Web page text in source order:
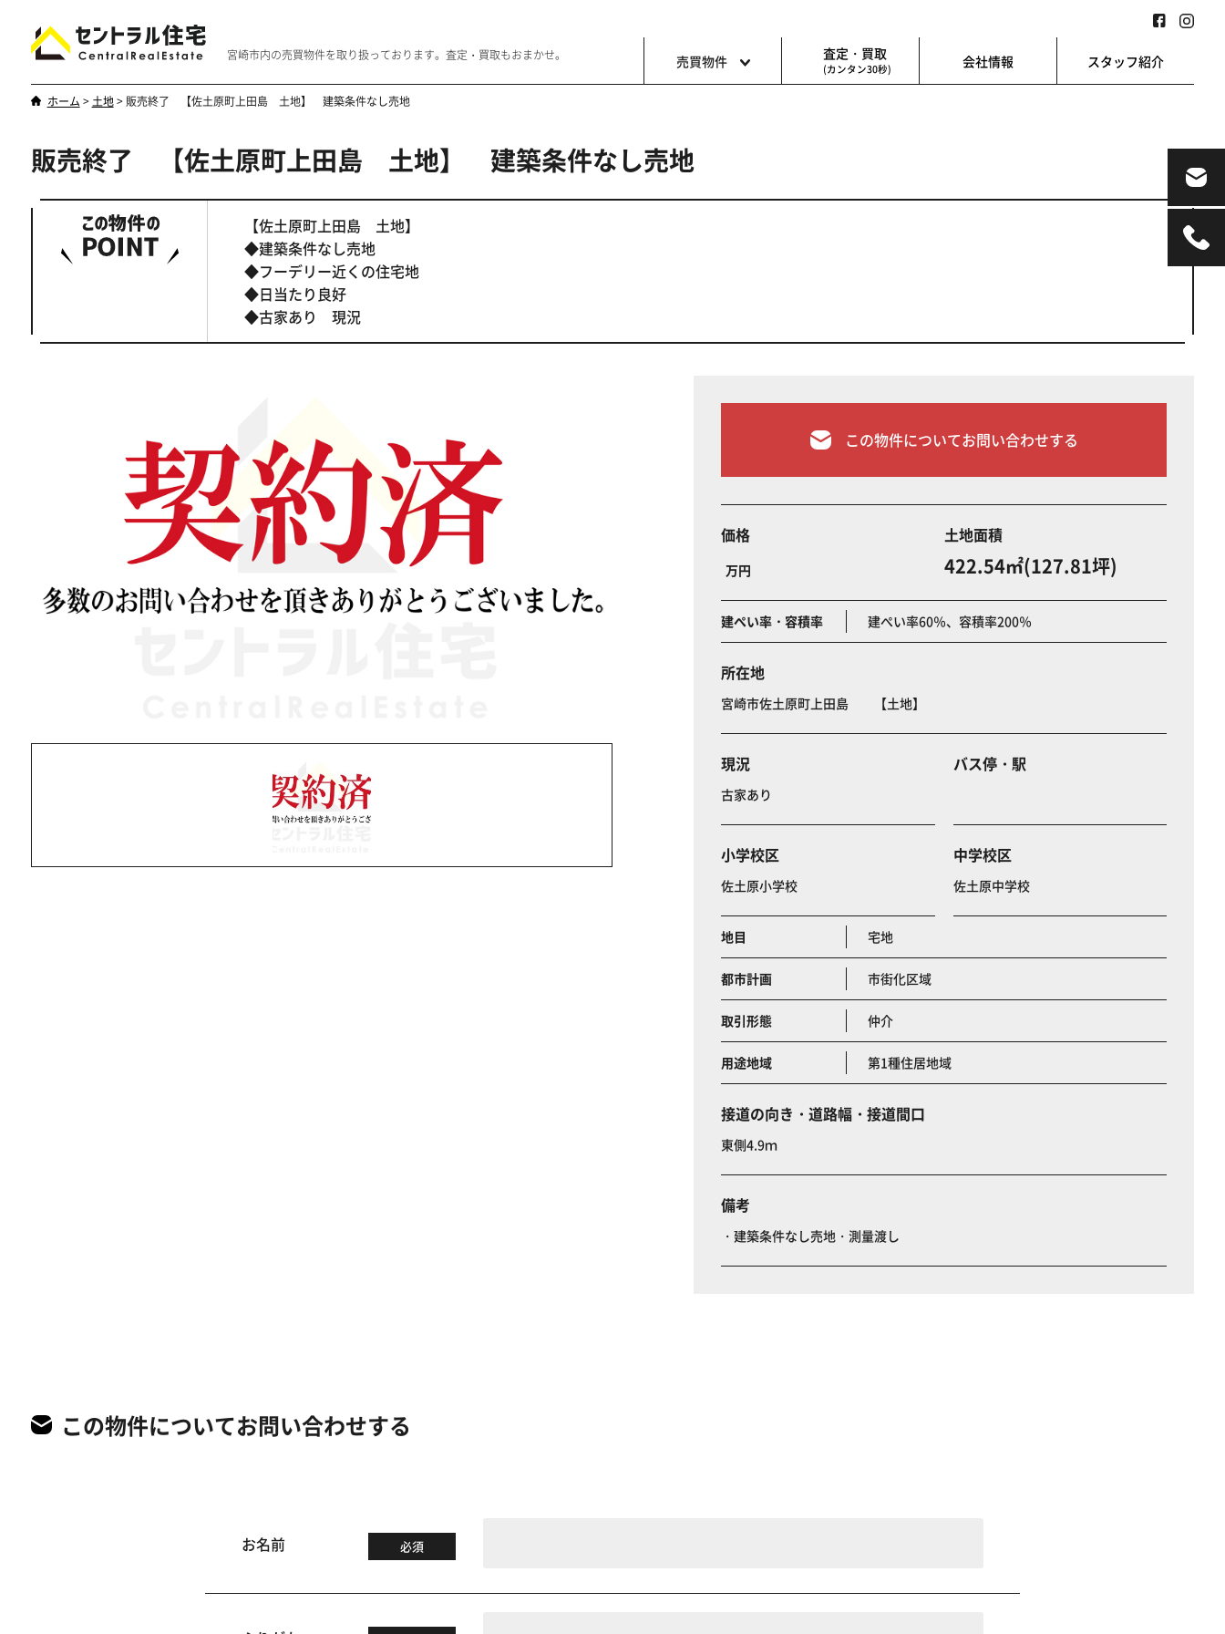
宮崎市内の売買物件を取り扱っております。査定・買取もおまかせ。 売買物件 査定・買取
(カンタン30秒) 会社情報 スタッフ紹介
やはり一戸建てが一番
ホーム > 土地> 販売終了 【佐土原町上田島 土地】 建築条件なし売地
販売終了 【佐土原町上田島 土地】 建築条件なし売地
【佐土原町上田島 土地】
◆建築条件なし売地
◆フーデリー近くの住宅地
◆日当たり良好
◆古家あり 現況
この物件についてお問い合わせする
価格
万円
土地面積
422.54㎡(127.81坪)
建ぺい率・容積率 建ぺい率60％、容積率200％
所在地
宮崎市佐土原町上田島 【土地】
現況
古家あり
バス停・駅
小学校区
佐土原小学校
中学校区
佐土原中学校
地目 宅地
都市計画 市街化区域
取引形態 仲介
用途地域 第1種住居地域
接道の向き・道路幅・接道間口
東側4.9ｍ
備考
・建築条件なし売地・測量渡し
この物件についてお問い合わせする
お名前 必須